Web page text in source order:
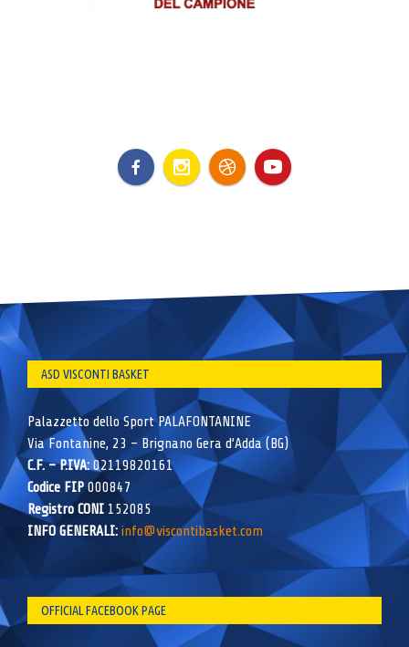
ASD VISCONTI BASKET
Palazzetto dello Sport PALAFONTANINE
Via Fontanine, 23 – Brignano Gera d’Adda (BG)
C.F. – P.IVA:02119820161
Codice FIP000847
Registro CONI 152085
INFO GENERALI: info@viscontibasket.com
OFFICIAL FACEBOOK PAGE